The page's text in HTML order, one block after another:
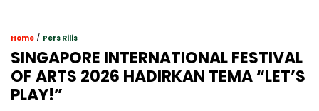
Home / Pers Rilis
SINGAPORE INTERNATIONAL FESTIVAL
OF ARTS 2026 HADIRKAN TEMA “LET’S
PLAY!”